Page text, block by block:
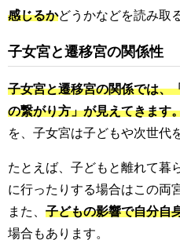
感じるかどうかなどを読み取
子女宮と遷移宮の関係性
子女宮と遷移宮の関係では、
の繋がり方」が見えてきます
を、子女宮は子どもや次世代
たとえば、子どもと離れて暮
に行ったりする場合はこの両
また、 子どもの影響で自分自
場合もあります。